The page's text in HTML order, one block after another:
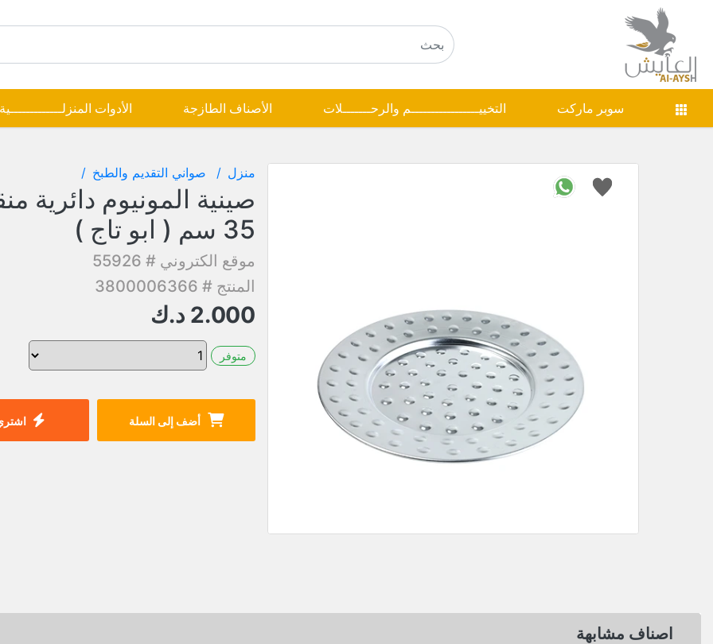
سوبر ماركت التخييـــــــــــــــــم والرحـــــــلات الأصناف الطازجة الأدوات المنزلـــــــــــــية
منزل صواني التقديم والطبخ
صينية المونيوم دائرية
35 سم ( ابو تاج )
موقع الكتروني # 55926
المنتج # 3800006366
2.000 د.ك
متوفر
أضف إلى السلة
اصناف مشابهة